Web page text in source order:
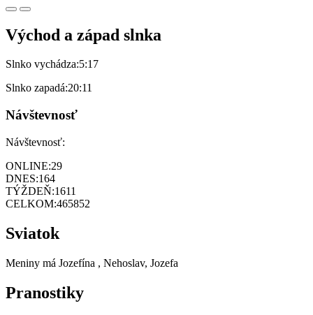
Východ a západ slnka
Slnko vychádza:5:17
Slnko zapadá:20:11
Návštevnosť
Návštevnosť:
ONLINE:29
DNES:164
TÝŽDEŇ:1611
CELKOM:465852
Sviatok
Meniny má Jozefína , Nehoslav, Jozefa
Pranostiky